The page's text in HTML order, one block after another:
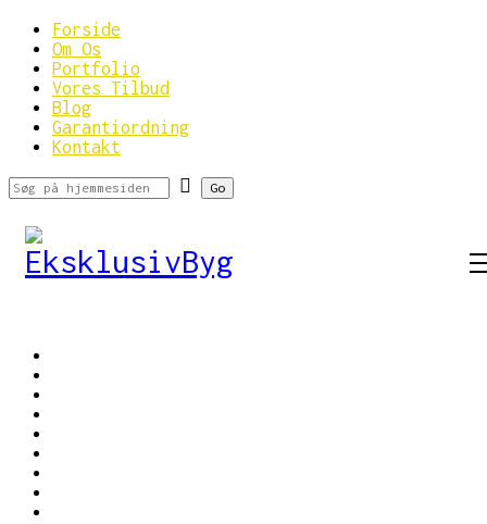
Forside
Om Os
Portfolio
Vores Tilbud
Blog
Garantiordning
Kontakt